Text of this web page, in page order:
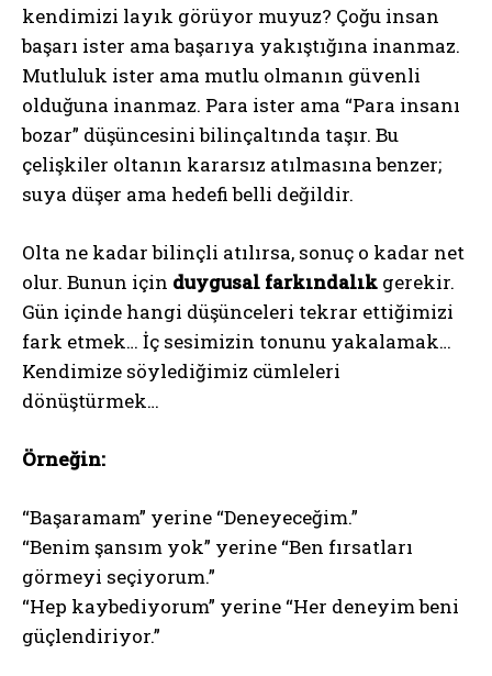
kendimizi layık görüyor muyuz? Çoğu insan
başarı ister ama başarıya yakıştığına inanmaz.
Mutluluk ister ama mutlu olmanın güvenli
olduğuna inanmaz. Para ister ama “Para insanı
bozar” düşüncesini bilinçaltında taşır. Bu
çelişkiler oltanın kararsız atılmasına benzer;
suya düşer ama hedefi belli değildir.
Olta ne kadar bilinçli atılırsa, sonuç o kadar net
olur. Bunun için duygusal farkındalık gerekir.
Gün içinde hangi düşünceleri tekrar ettiğimizi
fark etmek… İç sesimizin tonunu yakalamak…
Kendimize söylediğimiz cümleleri
dönüştürmek…
Örneğin:
“Başaramam” yerine “Deneyeceğim.”
“Benim şansım yok” yerine “Ben fırsatları
görmeyi seçiyorum.”
“Hep kaybediyorum” yerine “Her deneyim beni
güçlendiriyor.”